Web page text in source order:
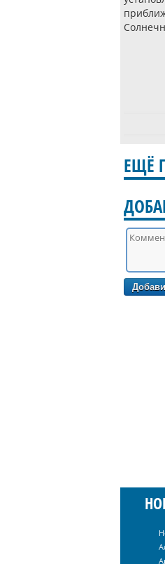
ЕЩЁ